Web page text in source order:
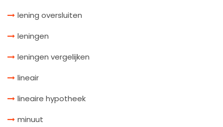
lening oversluiten
leningen
leningen vergelijken
lineair
lineaire hypotheek
minuut